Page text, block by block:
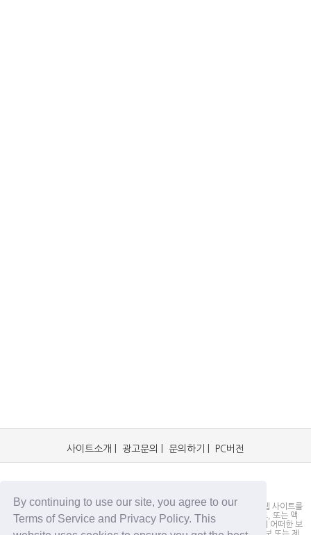
By continuing to use our site, you agree to our
Terms of Service and Privacy Policy. This
사이트소개 광고문의 문의하기 PC버전
OCKorea365.com 오씨코리아365는 본 웹 사이트에 명시되어 있거나, 본 웹 사이트를
통해 배포되거나, 본 웹 사이트에 포함되어 있는 서비스로부터 링크, 다운로드, 또는 액
세스되는 정보, 내용 또는 광고(총칭하여 "자료")의 정확성이나 신뢰성에 대해 어떠한 보